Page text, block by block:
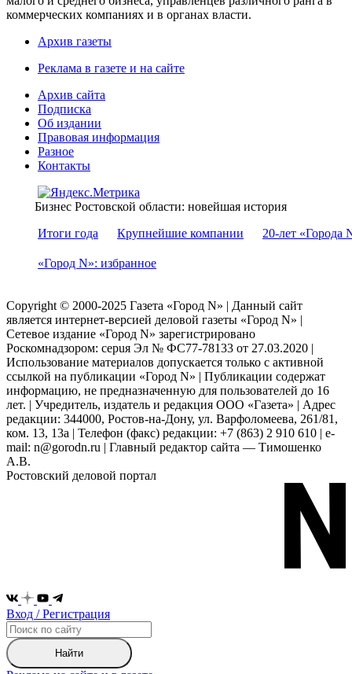
коммерческих компаниях и в органах власти.
Архив газеты
Реклама в газете и на сайте
Архив сайта
Подписка
Об издании
Правовая информация
Разное
Контакты
Бизнес Ростовской области: новейшая история
Итоги года
Крупнейшие компании 20-лет «Города
«Город N»: избранное
Copyright © 2000-2025 Газета «Город N» | Данный сайт
является интернет-версией деловой газеты «Город N» |
Сетевое издание «Город N» зарегистрировано
Роскомнадзором: серuя Эл № ФС77-78133 от 27.03.2020 |
Использование материалов допускается только с активной
ссылкой на публикации «Город N» | Публикации содержат
информацию, не предназначенную для пользователей до 16
лет. | Учредитель, издатель и редакция ООО «Газета» | Адрес
редакции: 344000, Ростов-на-Дону, ул. Варфоломеева, 261/81,
ком. 13, 13а | Телефон (факс) редакции: +7 (863) 2 910 610 | e-
mail: n@gorodn.ru | Главный редактор сайта — Тимошенко
А.В.
Ростовский деловой портал
Вход / Регистрация
Найти